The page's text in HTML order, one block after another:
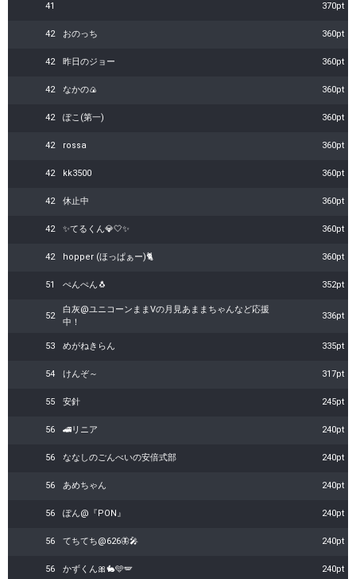
41 370pt
42 おのっち 360pt
42 昨日のジョー 360pt
42 なかの🍙 360pt
42 ぽこ(第一) 360pt
42 rossa 360pt
42 kk3500 360pt
42 休止中 360pt
42 ✨てるくん💎🤍✨ 360pt
42 hopper (ほっぱぁー)🐈 360pt
51 ぺんぺん🐧 352pt
52
白灰@ユニコーンままVの月見あままちゃんなど応援
中！
336pt
53 めがねきらん 335pt
54 けんぞ～ 317pt
55 安針 245pt
56 🚄リニア 240pt
56 ななしのごんべいの安倍式部 240pt
56 あめちゃん 240pt
56 ぽん@『PON』 240pt
56 てちてち@626🦋🎤 240pt
56 かずくん️️️🎀🐇🩵🪽‪ 240pt